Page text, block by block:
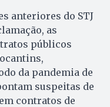
anteriores do STJ
as
públicos
da pandemia de
suspeitas de
contratos de